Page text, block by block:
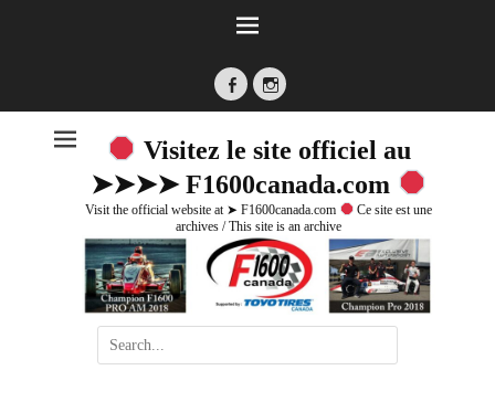
FacebookInstagram
Visitez le site officiel au
➤➤➤➤ F1600canada.com
Visit the official website at ➤ F1600canada.com
Ce site est une
archives / This site is an archive
Search
for: